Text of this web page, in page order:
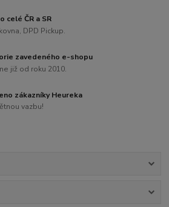
celé ČR a SR
DPD Pickup.
zavedeného e-shopu
již od roku 2010.
zákazníky Heureka
vazbu!